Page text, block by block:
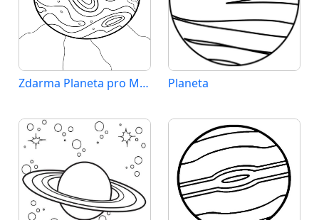
Zdarma Planeta pro Malé Děti Planeta